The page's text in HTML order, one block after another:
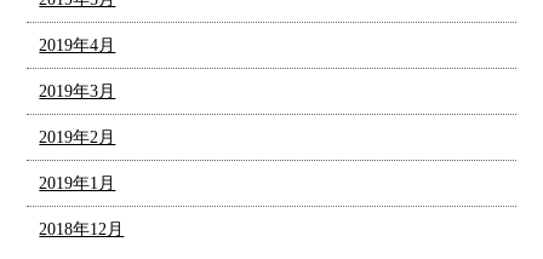
2019年4月
2019年3月
2019年2月
2019年1月
2018年12月